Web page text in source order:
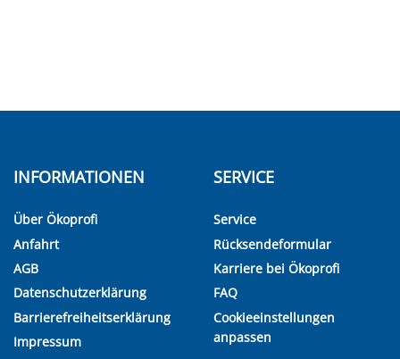
INFORMATIONEN
Über Ökoprofi
Anfahrt
AGB
Datenschutzerklärung
Barrierefreiheitserklärung
Impressum
SERVICE
Service
Rücksendeformular
Karriere bei Ökoprofi
FAQ
Cookieeinstellungen
anpassen